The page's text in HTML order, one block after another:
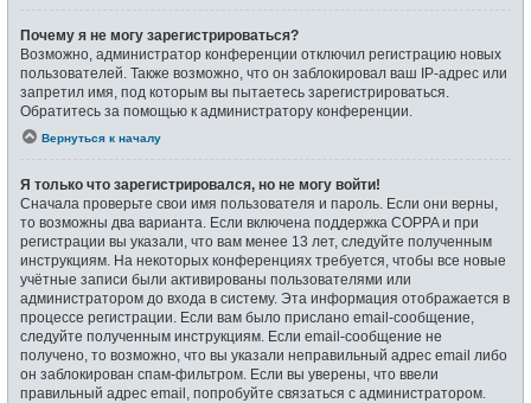
Почему я не могу зарегистрироваться?
Возможно, администратор конференции отключил регистрацию новых
пользователей. Также возможно, что он заблокировал ваш IP-адрес или
запретил имя, под которым вы пытаетесь зарегистрироваться.
Обратитесь за помощью к администратору конференции.
Вернуться к началу
Я только что зарегистрировался, но не могу войти!
Сначала проверьте свои имя пользователя и пароль. Если они верны,
то возможны два варианта. Если включена поддержка COPPA и при
регистрации вы указали, что вам менее 13 лет, следуйте полученным
инструкциям. На некоторых конференциях требуется, чтобы все новые
учётные записи были активированы пользователями или
администратором до входа в систему. Эта информация отображается в
процессе регистрации. Если вам было прислано email-сообщение,
следуйте полученным инструкциям. Если email-сообщение не
получено, то возможно, что вы указали неправильный адрес email либо
он заблокирован спам-фильтром. Если вы уверены, что ввели
правильный адрес email, попробуйте связаться с администратором.